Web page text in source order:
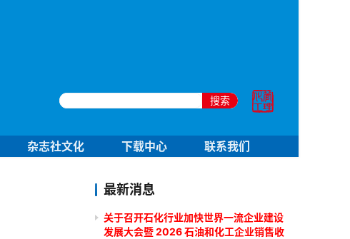
搜索
杂志社文化 下载中心 联系我们
最新消息
关于召开石化行业加快世界一流企业建设
发展大会暨 2026 石油和化工企业销售收